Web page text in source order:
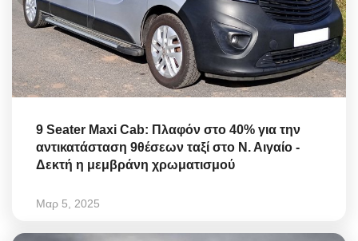
9 Seater Maxi Cab: Πλαφόν στο 40% για την
αντικατάσταση 9θέσεων ταξί στο Ν. Αιγαίο -
Δεκτή η μεμβράνη χρωματισμού
Μαρ 5, 2025